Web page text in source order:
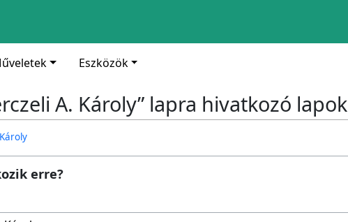
Eszközök
A. Károly” lapra hivatkozó lapok
erre?